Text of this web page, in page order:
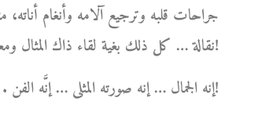
جراحات قلبه وترجيع آلامه وأنغام
نقالة … كل ذلك بغية لقاء ذاك المثال ومعانقته قبل أن تُوشِكَ شمسه على الغياب ؟!
إنه الجمال … إنه صورته المثلى … إنَّه الفن . . . الفن لا غير!